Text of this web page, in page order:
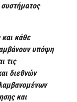
κάθε
υπόψη
τις
διεθνών
και